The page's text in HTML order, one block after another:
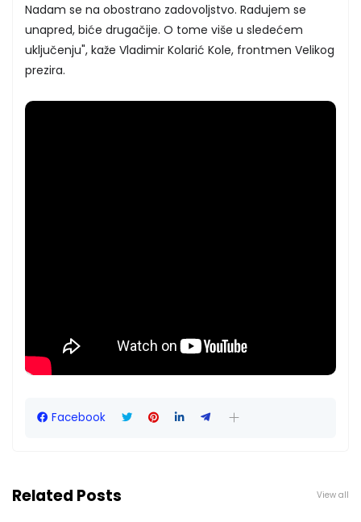
Nadam se na obostrano zadovoljstvo. Radujem se
unapred, biće drugačije. O tome više u sledećem
uključenju", kaže Vladimir Kolarić Kole, frontmen Velikog
prezira.
Facebook
Related Posts View all